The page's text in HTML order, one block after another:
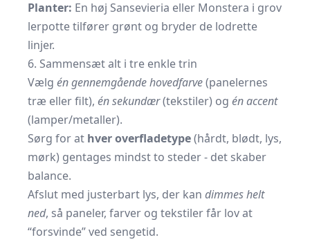
Planter: En høj Sansevieria eller Monstera i grov
lerpotte tilfører grønt og bryder de lodrette
linjer.
6. Sammensæt alt i tre enkle trin
Vælg én gennemgående hovedfarve(panelernes
træ eller filt), én sekundær(tekstiler) og én accent
(lamper/metaller).
Sørg for at hver overfladetype(hårdt, blødt, lys,
mørk) gentages mindst to steder - det skaber
balance.
Afslut med justerbart lys, der kan dimmes helt
ned, så paneler, farver og tekstiler får lov at
“forsvinde” ved sengetid.